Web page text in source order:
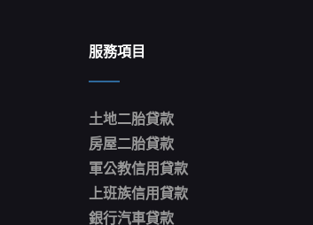
服務項目
土地二胎貸款
房屋二胎貸款
軍公教信用貸款
上班族信用貸款
銀行汽車貸款